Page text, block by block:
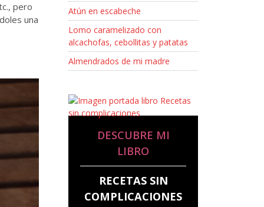
pero
una
Atún en escabeche
Lomo caramelizado con
alcachofas, cebollitas y patatas
Almendrados de mi madre
DESCUBRE MI
LIBRO
RECETAS SIN
COMPLICACIONES